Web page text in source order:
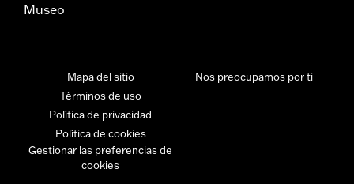
Museo
Mapa del sitio
Términos de uso
Política de privacidad
Política de cookies
Gestionar las preferencias de
cookies
Nos preocupamos por ti